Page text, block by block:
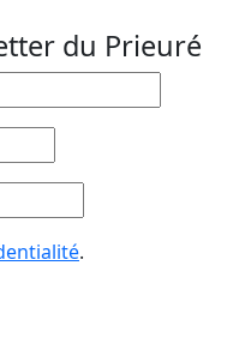
du Prieuré
.